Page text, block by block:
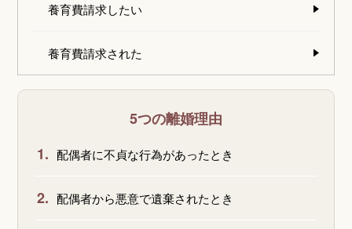
養育費請求したい
養育費請求された
5つの離婚理由
1. 配偶者に不貞な行為があったとき
2. 配偶者から悪意で遺棄されたとき